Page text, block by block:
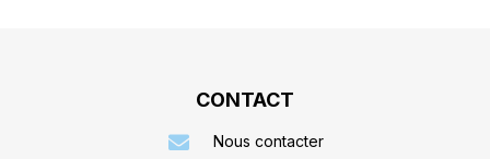
CONTACT
Nous contacter